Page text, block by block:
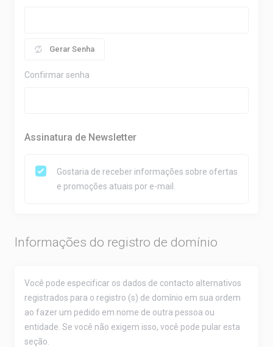
Gerar Senha
Confirmar senha
Assinatura de Newsletter
Gostaria de receber informações sobre ofertas
e promoções atuais por e-mail.
Informações do registro de domínio
Você pode especificar os dados de contacto alternativos
registrados para o registro (s) de domínio em sua ordem
ao fazer um pedido em nome de outra pessoa ou
entidade. Se você não exigem isso, você pode pular esta
seção.